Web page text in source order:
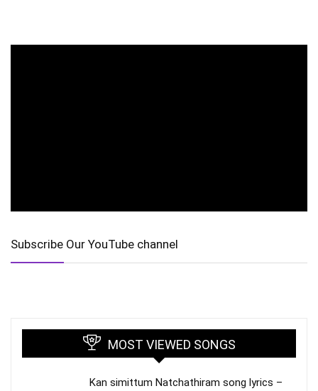
Subscribe Our YouTube channel
MOST VIEWED SONGS
Kan simittum Natchathiram song lyrics –